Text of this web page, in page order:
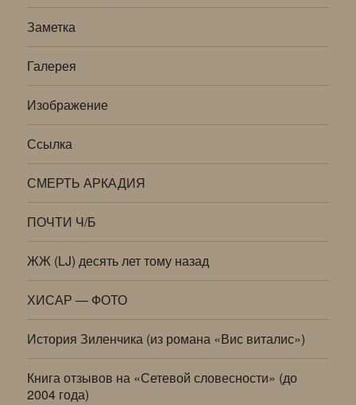
Заметка
Галерея
Изображение
Ссылка
СМЕРТЬ АРКАДИЯ
ПОЧТИ Ч/Б
ЖЖ (LJ) десять лет тому назад
ХИСАР — ФОТО
История Зиленчика (из романа «Вис виталис»)
Книга отзывов на «Сетевой словесности» (до
2004 года)